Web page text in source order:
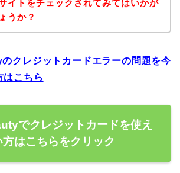
イトをチェックされてみてはいかが
うか？
クレジットカードエラーの問題を今
はこちら
でクレジットカードを使え
方はこちらをクリック